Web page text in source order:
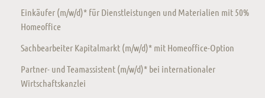
Einkäufer (m/w/d)* für Dienstleistungen und Materialien mit 50%
Homeoffice
Sachbearbeiter Kapitalmarkt (m/w/d)* mit Homeoffice-Option
Partner- und Teamassistent (m/w/d)* bei internationaler
Wirtschaftskanzlei